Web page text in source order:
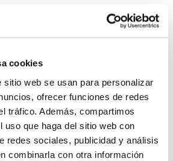
cookies
sitio web se usan para personalizar
ofrecer funciones de redes
tráfico. Además, compartimos
uso que haga del sitio web con
redes sociales, publicidad y análisis
combinarla con otra información
en un jarrón con agua y
cortando un centímetro del tallo
en un lugar bien iluminado sin
el ramo en un rincón con
Mantenlo alejado del